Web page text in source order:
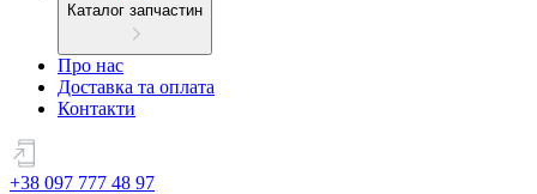
Каталог запчастин
Про нас
Доставка та оплата
Контакти
+38 097 777 48 97